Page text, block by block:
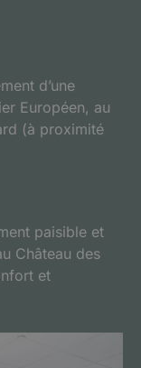
d’une
Européen, au
(à proximité
paisible et
Château des
et